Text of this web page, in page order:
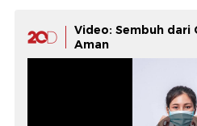
Video: Sembuh dari
Aman